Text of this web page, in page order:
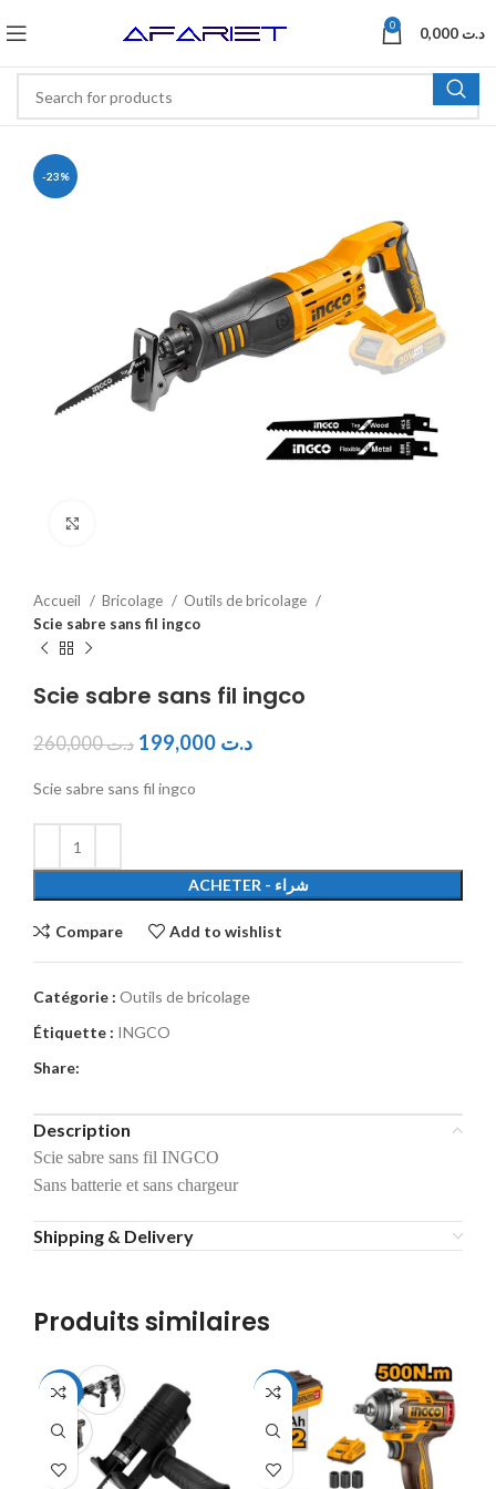
0 د.ت
-23%
Accueil Bricolage
Outils de bricolage
Scie sabre sans fil ingco
Scie sabre sans fil ingco
د.ت260,000 د.ت
Scie sabre sans fil ingco
ACHETER - شراء
Compare Add to wishlist
Catégorie : Outils de bricolage
Étiquette : INGCO
Share:
Description
Scie sabre sans fil INGCO
Sans batterie et sans chargeur
Shipping & Delivery
Produits similaires
-44% -10%